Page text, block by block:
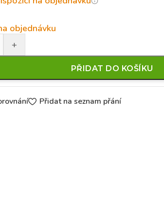
objednávku
PŘIDAT DO KOŠÍKU
Přidat na seznam přání